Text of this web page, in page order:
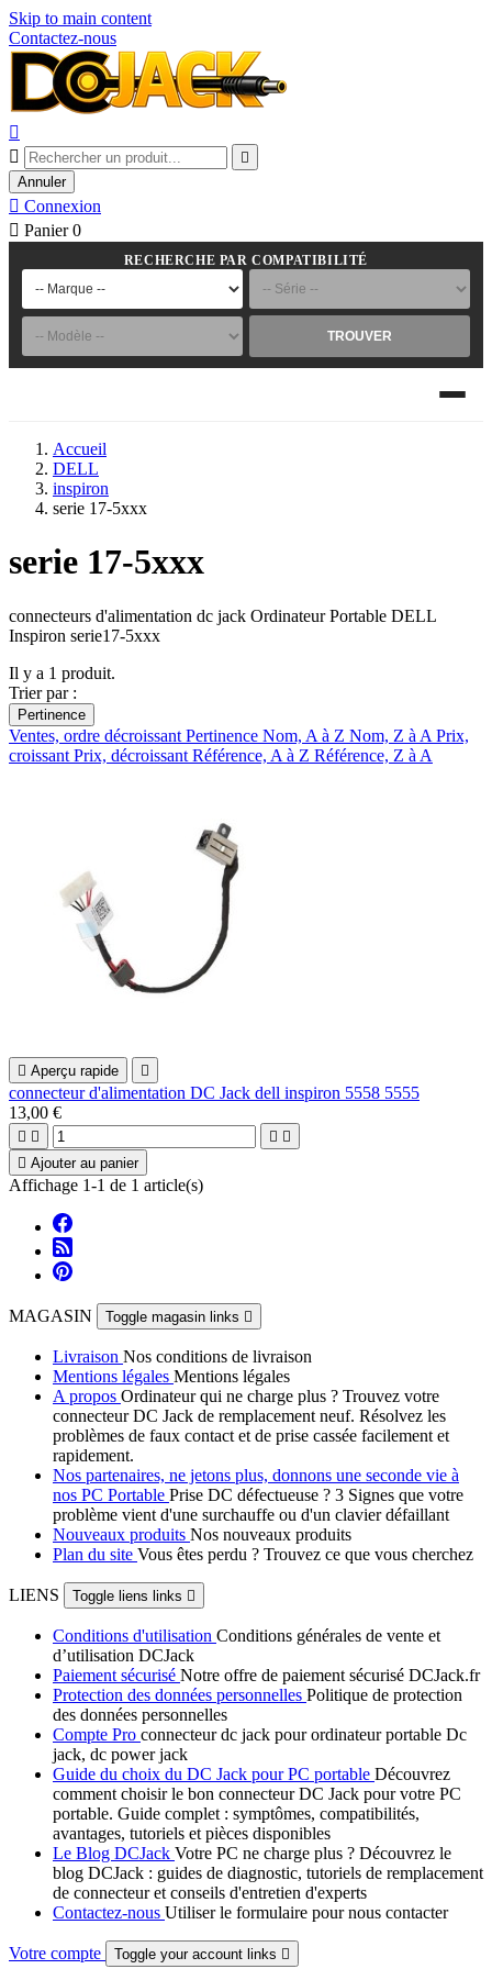
Skip to main content
Contactez-nous



Annuler
 Connexion
 Panier 0
RECHERCHE PAR COMPATIBILITÉ
TROUVER
Accueil
DELL
inspiron
serie 17-5xxx
serie 17-5xxx
connecteurs d'alimentation dc jack Ordinateur Portable DELL
Inspiron serie17-5xxx
Il y a 1 produit.
Trier par :
Pertinence
Ventes, ordre décroissant Pertinence Nom, A à Z Nom, Z à A Prix,
croissant Prix, décroissant Référence, A à Z Référence, Z à A
 Aperçu rapide 
connecteur d'alimentation DC Jack dell inspiron 5558 5555
13,00 €
   
 Ajouter au panier
Affichage 1-1 de 1 article(s)
MAGASIN Toggle magasin links 
Livraison Nos conditions de livraison
Mentions légales Mentions légales
A propos Ordinateur qui ne charge plus ? Trouvez votre
connecteur DC Jack de remplacement neuf. Résolvez les
problèmes de faux contact et de prise cassée facilement et
rapidement.
Nos partenaires, ne jetons plus, donnons une seconde vie à
nos PC Portable Prise DC défectueuse ? 3 Signes que votre
problème vient d'une surchauffe ou d'un clavier défaillant
Nouveaux produits Nos nouveaux produits
Plan du site Vous êtes perdu ? Trouvez ce que vous cherchez
LIENS Toggle liens links 
Conditions d'utilisation Conditions générales de vente et
d’utilisation DCJack
Paiement sécurisé Notre offre de paiement sécurisé DCJack.fr
Protection des données personnelles Politique de protection
des données personnelles
Compte Pro connecteur dc jack pour ordinateur portable Dc
jack, dc power jack
Guide du choix du DC Jack pour PC portable Découvrez
comment choisir le bon connecteur DC Jack pour votre PC
portable. Guide complet : symptômes, compatibilités,
avantages, tutoriels et pièces disponibles
Le Blog DCJack Votre PC ne charge plus ? Découvrez le
blog DCJack : guides de diagnostic, tutoriels de remplacement
de connecteur et conseils d'entretien d'experts
Contactez-nous Utiliser le formulaire pour nous contacter
Votre compte Toggle your account links 